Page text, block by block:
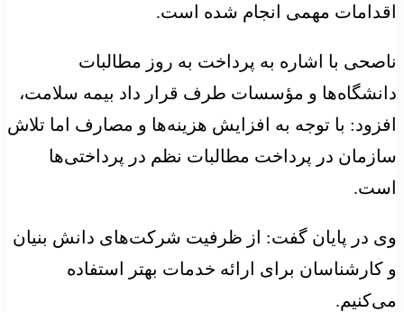
اقدامات مهمی انجام شده است.
ناصحی با اشاره به پرداخت به روز مطالبات
دانشگاه‌ها و مؤسسات طرف قرار داد بیمه سلامت،
افزود: با توجه به افزایش هزینه‌ها و مصارف اما تلاش
سازمان در پرداخت مطالبات نظم در پرداختی‌ها
است.
وی در پایان گفت: از ظرفیت شرکت‌های دانش بنیان
و کارشناسان برای ارائه خدمات بهتر استفاده
می‌کنیم.